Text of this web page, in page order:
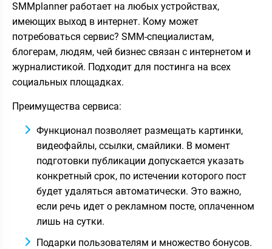
SMMplanner работает на любых устройствах,
имеющих выход в интернет. Кому может
потребоваться сервис? SMM-специалистам,
блогерам, людям, чей бизнес связан с интернетом и
журналистикой. Подходит для постинга на всех
социальных площадках.
Преимущества сервиса:
Функционал позволяет размещать картинки,
видеофайлы, ссылки, смайлики. В момент
подготовки публикации допускается указать
конкретный срок, по истечении которого пост
будет удаляться автоматически. Это важно,
если речь идет о рекламном посте, оплаченном
лишь на сутки.
Подарки пользователям и множество бонусов.